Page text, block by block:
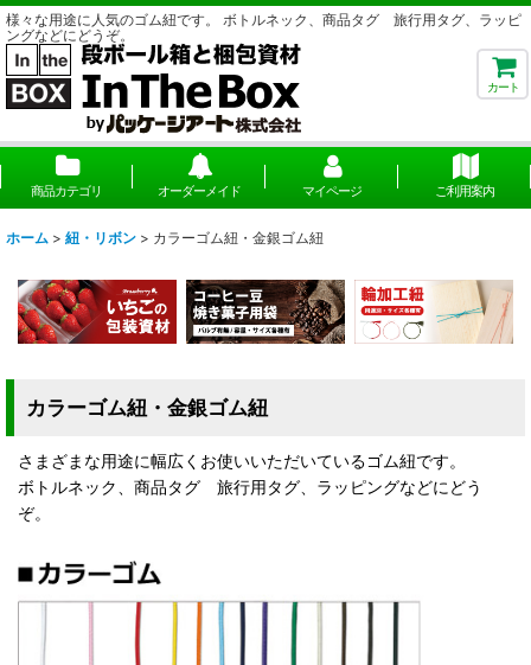
様々な用途に人気のゴム紐です。 ボトルネック、商品タグ 旅行用タグ、ラッピ
ングなどにどうぞ。
カート
商品カテゴリ オーダーメイド マイページ ご利用案内
ホーム > 紐・リボン > カラーゴム紐・金銀ゴム紐
カラーゴム紐・金銀ゴム紐
さまざまな用途に幅広くお使いいただいているゴム紐です。
ボトルネック、商品タグ 旅行用タグ、ラッピングなどにどう
ぞ。